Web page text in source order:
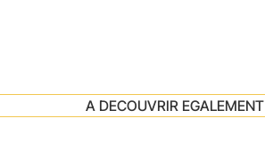
A DECOUVRIR EGALEMENT